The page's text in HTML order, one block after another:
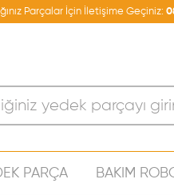
Parçalar İçin İletişime Geçiniz:
PARÇA BAKIM